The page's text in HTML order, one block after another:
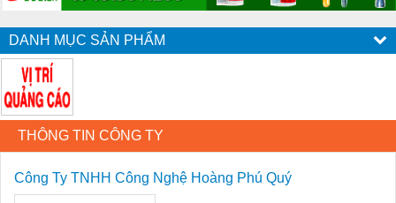
DANH MỤC SẢN PHẨM
THÔNG TIN CÔNG TY
Công Ty TNHH Công Nghệ Hoàng Phú Quý